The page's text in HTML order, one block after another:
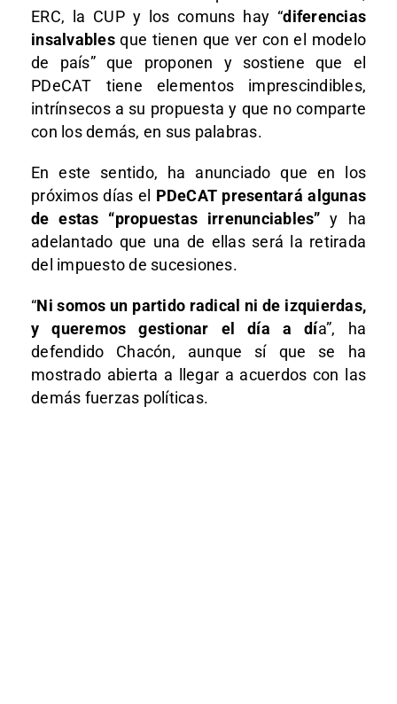
ERC, la CUP y los comuns hay “diferencias
insalvablesque tienen que ver con el modelo
de país” que proponen y sostiene que el
PDeCAT tiene elementos imprescindibles,
intrínsecos a su propuesta y que no comparte
con los demás, en sus palabras.
En este sentido, ha anunciado que en los
próximos días el PDeCAT presentará algunas
de estas “propuestas irrenunciables” y ha
adelantado que una de ellas será la retirada
del impuesto de sucesiones.
“Ni somos un partido radical ni de izquierdas,
y queremos gestionar el día a día”, ha
defendido Chacón, aunque sí que se ha
mostrado abierta a llegar a acuerdos con las
demás fuerzas políticas.